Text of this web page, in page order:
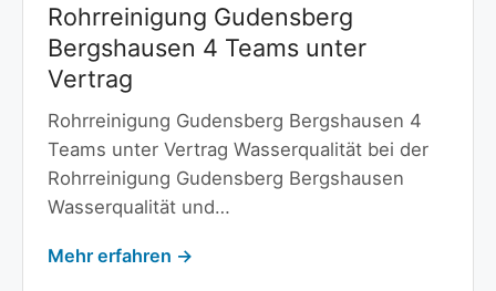
Rohrreinigung Gudensberg
Bergshausen 4 Teams unter
Vertrag
Rohrreinigung Gudensberg Bergshausen 4
Teams unter Vertrag Wasserqualität bei der
Rohrreinigung Gudensberg Bergshausen
Wasserqualität und…
Mehr erfahren →